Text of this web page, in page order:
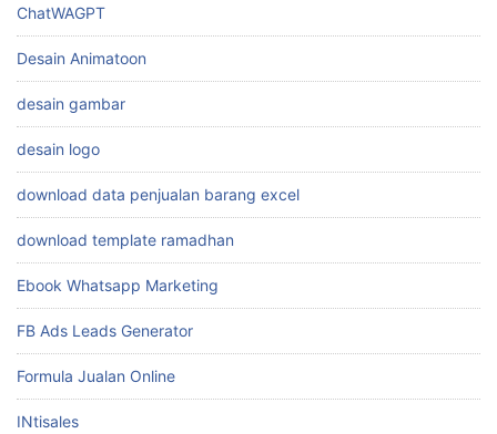
ChatWAGPT
Desain Animatoon
desain gambar
desain logo
download data penjualan barang excel
download template ramadhan
Ebook Whatsapp Marketing
FB Ads Leads Generator
Formula Jualan Online
INtisales